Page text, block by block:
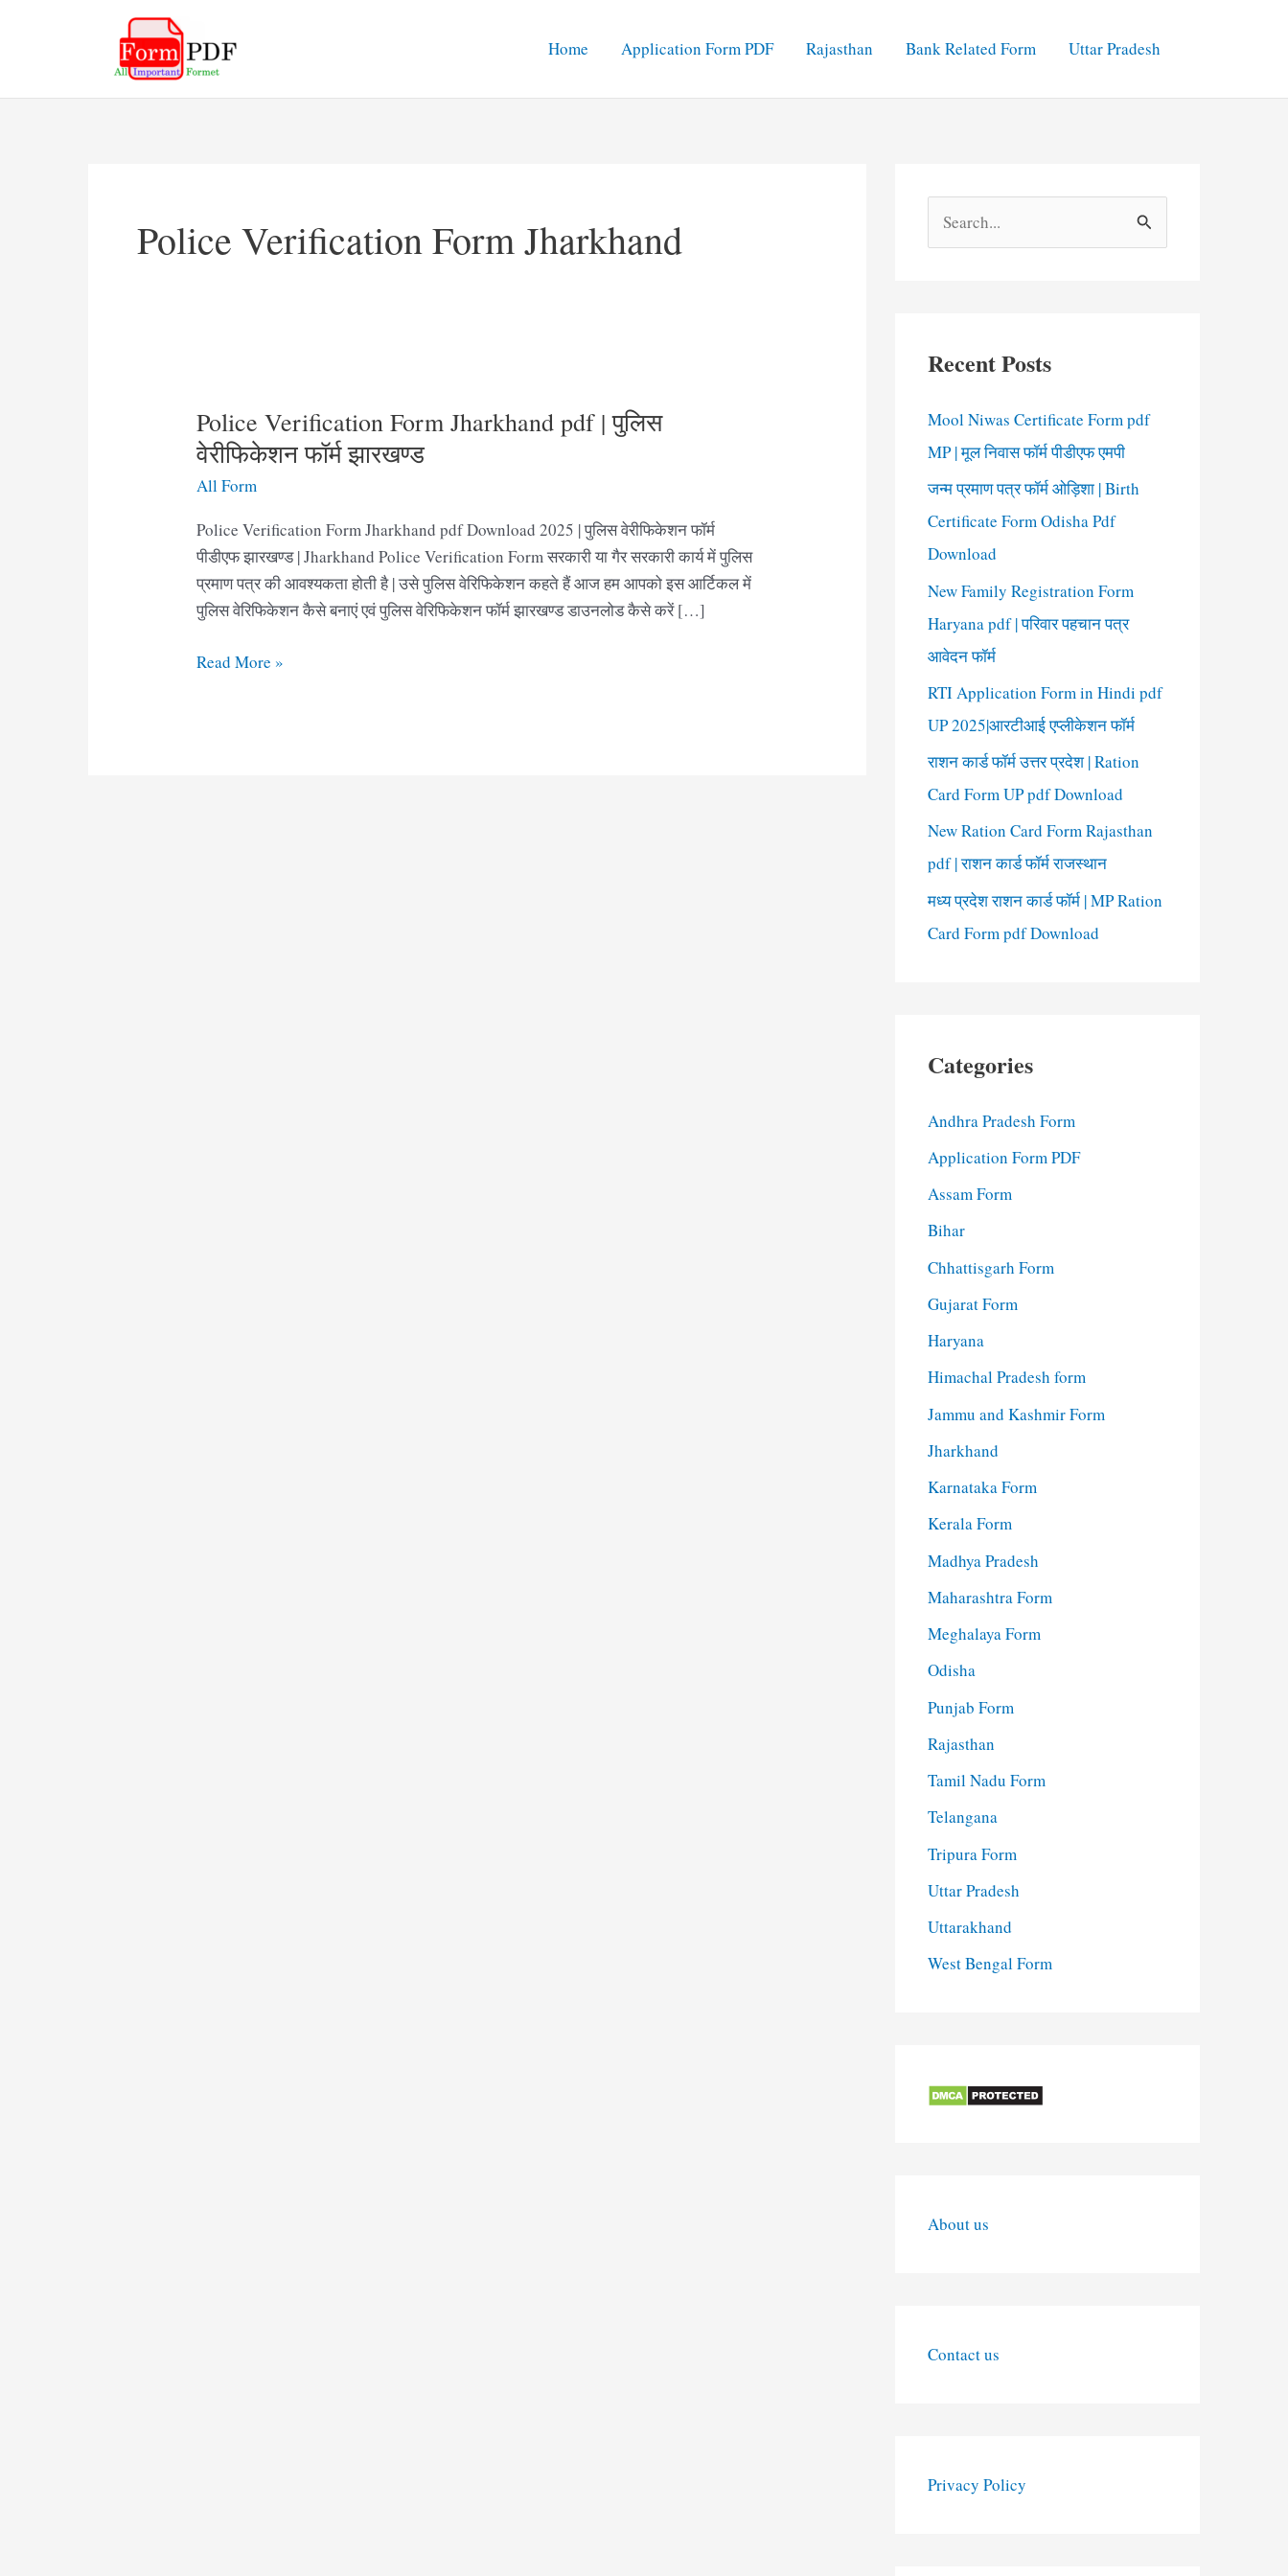
Home Application Form PDF Rajasthan Bank Related Form Uttar Pradesh
Police Verification Form Jharkhand
Police Verification Form Jharkhand pdf | पुलिस
वेरीफिकेशन फॉर्म झारखण्ड
All Form
Police Verification Form Jharkhand pdf Download 2025 | पुलिस वेरीफिकेशन फॉर्म
पीडीएफ झारखण्ड | Jharkhand Police Verification Form सरकारी या गैर सरकारी कार्य में पुलिस
प्रमाण पत्र की आवश्यकता होती है | उसे पुलिस वेरिफिकेशन कहते हैं आज हम आपको इस आर्टिकल में
पुलिस वेरिफिकेशन कैसे बनाएं एवं पुलिस वेरिफिकेशन फॉर्म झारखण्ड डाउनलोड कैसे करें […]
Police
Read More »
e
h
Recent Posts
Mool Niwas Certificate Form pdf
MP | मूल निवास फॉर्म पीडीएफ एमपी
जन्म प्रमाण पत्र फॉर्म ओड़िशा | Birth
Certificate Form Odisha Pdf
Download
New Family Registration Form
Haryana pdf | परिवार पहचान पत्र
आवेदन फॉर्म
RTI Application Form in Hindi pdf
UP 2025|आरटीआई एप्लीकेशन फॉर्म
राशन कार्ड फॉर्म उत्तर प्रदेश | Ration
Card Form UP pdf Download
New Ration Card Form Rajasthan
pdf | राशन कार्ड फॉर्म राजस्थान
मध्य प्रदेश राशन कार्ड फॉर्म | MP Ration
Card Form pdf Download
Categories
Andhra Pradesh Form
Application Form PDF
Assam Form
Bihar
Chhattisgarh Form
Gujarat Form
Haryana
Himachal Pradesh form
Jammu and Kashmir Form
Jharkhand
Karnataka Form
Kerala Form
Madhya Pradesh
Maharashtra Form
Meghalaya Form
Odisha
Punjab Form
Rajasthan
Tamil Nadu Form
Telangana
Tripura Form
Uttar Pradesh
Uttarakhand
West Bengal Form
About us
Contact us
Privacy Policy